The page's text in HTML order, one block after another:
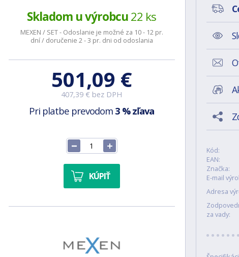
Skladom u výrobcu22 ks
MEXEN / SET - Odoslanie je možné za 10 - 12 pr.
dní / doručenie 2 - 3 pr. dni od odoslania
501,09 €
407,39 € bez DPH
Pri platbe prevodom 3 % zľava
KÚPIŤ
Kód:
EAN:
Značka:
E-mail
Adresa
za vady: